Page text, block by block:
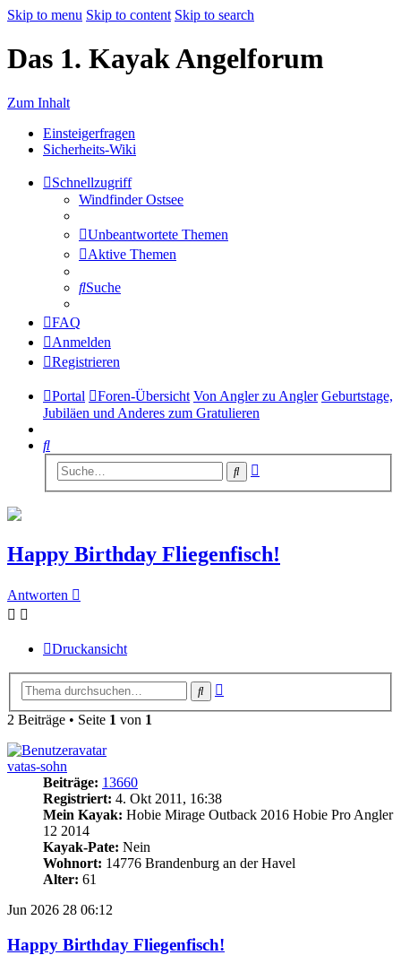
Skip to menu Skip to content Skip to search
Das 1. Kayak Angelforum
Zum Inhalt
Einsteigerfragen
Sicherheits-Wiki
Schnellzugriff
Windfinder Ostsee
Unbeantwortete Themen
Aktive Themen
Suche
FAQ
Anmelden
Registrieren
Portal Foren-Übersicht Von Angler zu Angler Geburtstage,
Jubiläen und Anderes zum Gratulieren
Suche
Suche
Happy Birthday Fliegenfisch!
Antworten
Druckansicht
Suche
2 Beiträge • Seite 1 von 1
vatas-sohn
Beiträge: 13660
Registriert: 4. Okt 2011, 16:38
Mein Kayak: Hobie Mirage Outback 2016 Hobie Pro Angler
12 2014
Kayak-Pate: Nein
Wohnort: 14776 Brandenburg an der Havel
Alter: 61
Jun 2026 28 06:12
Happy Birthday Fliegenfisch!